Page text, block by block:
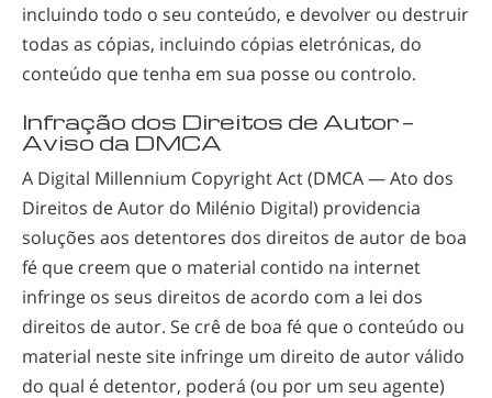
incluindo todo o seu conteúdo, e devolver ou destruir
todas as cópias, incluindo cópias eletrónicas, do
conteúdo que tenha em sua posse ou controlo.
Infração dos Direitos de Autor —
Aviso da DMCA
A Digital Millennium Copyright Act (DMCA — Ato dos
Direitos de Autor do Milénio Digital) providencia
soluções aos detentores dos direitos de autor de boa
fé que creem que o material contido na internet
infringe os seus direitos de acordo com a lei dos
direitos de autor. Se crê de boa fé que o conteúdo ou
material neste site infringe um direito de autor válido
do qual é detentor, poderá (ou por um seu agente)